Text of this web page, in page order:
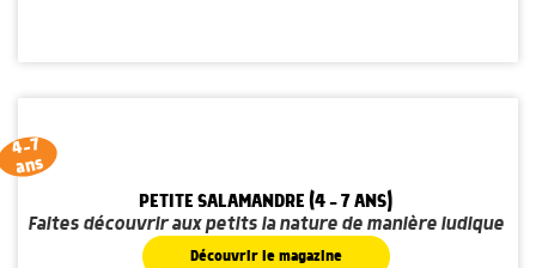
4-7
ans
PETITE SALAMANDRE (4 - 7 ANS)
Faites découvrir aux petits la nature de manière ludique
Découvrir le magazine